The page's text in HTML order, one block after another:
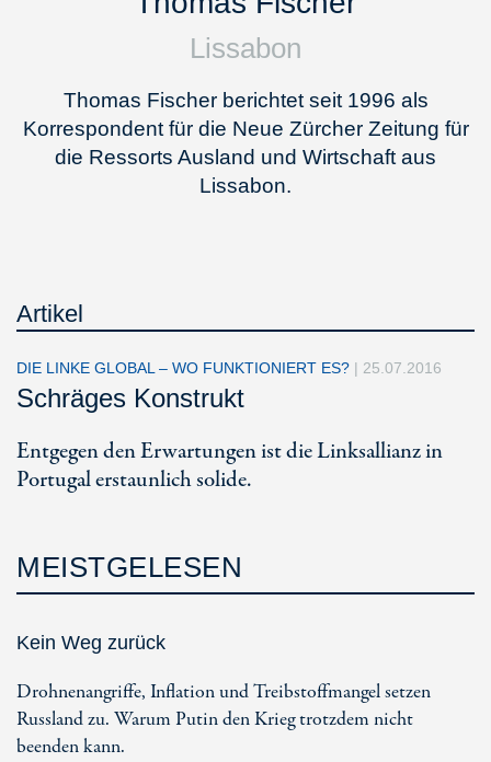
Lissabon
Thomas Fischer berichtet seit 1996 als
Korrespondent für die Neue Zürcher Zeitung für
die Ressorts Ausland und Wirtschaft aus
Lissabon.
Artikel
DIE LINKE GLOBAL – WO FUNKTIONIERT ES? | 25.07.2016
Schräges Konstrukt
Entgegen den Erwartungen ist die Linksallianz in
Portugal erstaunlich solide.
MEISTGELESEN
Kein Weg zurück
Drohnenangriffe, Inflation und Treibstoffmangel setzen
Russland zu. Warum Putin den Krieg trotzdem nicht
beenden kann.